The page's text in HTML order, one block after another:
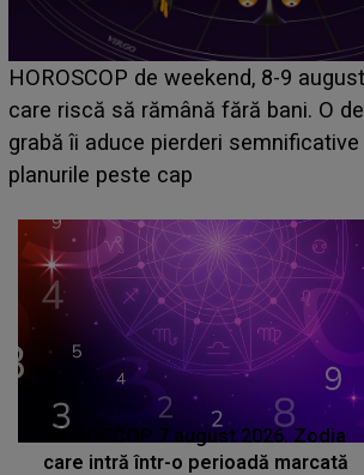
Emanuel a ținut ACEST DETALIU
acum! În fața Alexandrei,
face o MĂRTURISIRE
sa: "I-am spus și ei în față, eu nu te
HOROSCOP 7 august 2026. Zodia
care intră într-o perioadă marcată